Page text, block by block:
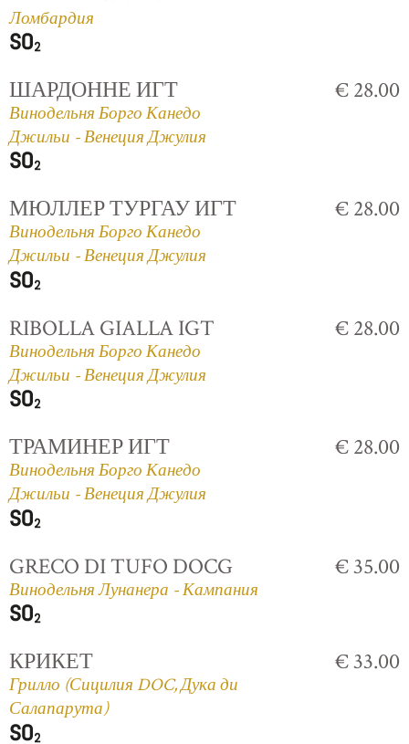
Ломбардия
ШАРДОННЕ ИГТ
Винодельня Борго Канедо
Джильи - Венеция Джулия
€ 28.00
МЮЛЛЕР ТУРГАУ ИГТ
Винодельня Борго Канедо
Джильи - Венеция Джулия
€ 28.00
RIBOLLA GIALLA IGT
Винодельня Борго Канедо
Джильи - Венеция Джулия
€ 28.00
ТРАМИНЕР ИГТ
Винодельня Борго Канедо
Джильи - Венеция Джулия
€ 28.00
GRECO DI TUFO DOCG
Винодельня Лунанера - Кампания
€ 35.00
КРИКЕТ
Грилло (Сицилия DOC, Дука ди
Салапарута)
€ 33.00